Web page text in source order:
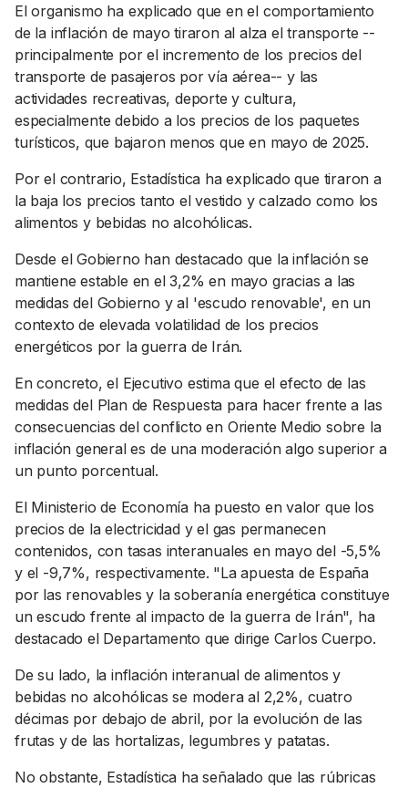
El organismo ha explicado que en el comportamiento
de la inflación de mayo tiraron al alza el transporte --
principalmente por el incremento de los precios del
transporte de pasajeros por vía aérea-- y las
actividades recreativas, deporte y cultura,
especialmente debido a los precios de los paquetes
turísticos, que bajaron menos que en mayo de 2025.
Por el contrario, Estadística ha explicado que tiraron a
la baja los precios tanto el vestido y calzado como los
alimentos y bebidas no alcohólicas.
Desde el Gobierno han destacado que la inflación se
mantiene estable en el 3,2% en mayo gracias a las
medidas del Gobierno y al 'escudo renovable', en un
contexto de elevada volatilidad de los precios
energéticos por la guerra de Irán.
En concreto, el Ejecutivo estima que el efecto de las
medidas del Plan de Respuesta para hacer frente a las
consecuencias del conflicto en Oriente Medio sobre la
inflación general es de una moderación algo superior a
un punto porcentual.
El Ministerio de Economía ha puesto en valor que los
precios de la electricidad y el gas permanecen
contenidos, con tasas interanuales en mayo del -5,5%
y el -9,7%, respectivamente. "La apuesta de España
por las renovables y la soberanía energética constituye
un escudo frente al impacto de la guerra de Irán", ha
destacado el Departamento que dirige Carlos Cuerpo.
De su lado, la inflación interanual de alimentos y
bebidas no alcohólicas se modera al 2,2%, cuatro
décimas por debajo de abril, por la evolución de las
frutas y de las hortalizas, legumbres y patatas.
No obstante, Estadística ha señalado que las rúbricas